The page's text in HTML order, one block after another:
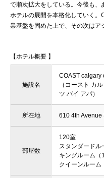
で順次拡大をしている。今後も
ホテルの展開を本格化していく
業基盤を固めた上で、その次はア
【ホテル概要 】
施設名
COAST calgary
（コースト カ
ツ バイ アパ）
所在地 610 4th Avenue
部屋数
120室
スタンダードル
キングルーム（
クイーンルーム